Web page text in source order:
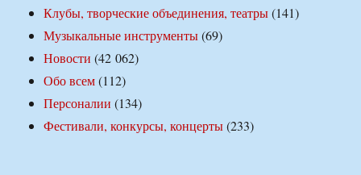
Клубы, творческие объединения, театры(141)
Музыкальные инструменты(69)
Новости (42 062)
Обо всем(112)
Персоналии (134)
Фестивали, конкурсы, концерты(233)